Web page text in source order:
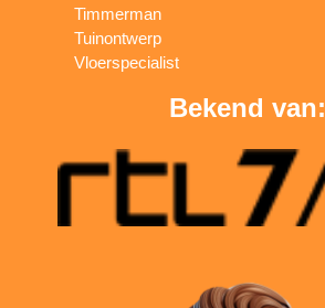
Timmerman
Tuinontwerp
Vloerspecialist
Bekend van: